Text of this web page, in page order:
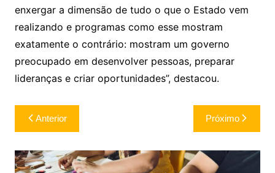
enxergar a dimensão de tudo o que o Estado vem
realizando e programas como esse mostram
exatamente o contrário: mostram um governo
preocupado em desenvolver pessoas, preparar
lideranças e criar oportunidades”, destacou.
Navegação
de
Post
Anterior Próximo